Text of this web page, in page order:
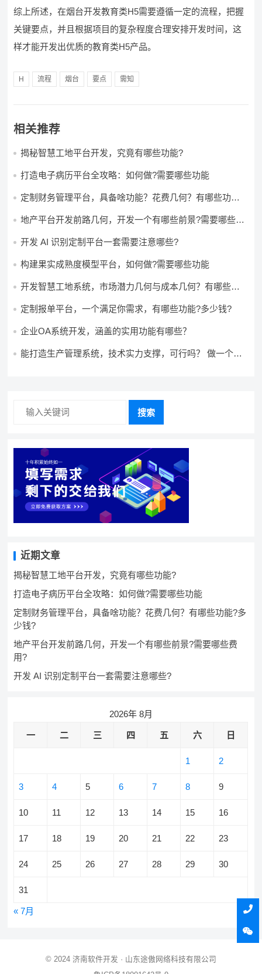
综上所述，在烟台开发教育类H5需要遵循一定的流程，把握
关键要点，并且根据项目的复杂程度合理安排开发时间，这
样才能开发出优质的教育类H5产品。
H 流程 烟台 要点 需知
相关推荐
揭秘智慧工地平台开发，究竟有哪些功能?
打造电子病历平台全攻略：如何做?需要哪些功能
定制财务管理平台，具备啥功能？花费几何？有哪些功能?
地产平台开发前路几何，开发一个有哪些前景?需要哪些费
开发 AI 识别定制平台一套需要注意哪些?
构建果实成熟度模型平台，如何做?需要哪些功能
开发智慧工地系统，市场潜力几何与成本几何？有哪些前
定制报单平台，一个满足你需求，有哪些功能?多少钱?
企业OA系统开发，涵盖的实用功能有哪些？
能打造生产管理系统，技术实力支撑，可行吗？ 做一个高
搜索
近期文章
揭秘智慧工地平台开发，究竟有哪些功能?
打造电子病历平台全攻略：如何做?需要哪些功能
定制财务管理平台，具备啥功能？花费几何？有哪些功能?多
少钱?
地产平台开发前路几何，开发一个有哪些前景?需要哪些费
用?
开发 AI 识别定制平台一套需要注意哪些?
2026年 8月
一 二 三 四 五 六 日
1 2
3 4 5 6 7 8 9
10 11 12 13 14 15 16
17 18 19 20 21 22 23
24 25 26 27 28 29 30
31
« 7月
© 2024 济南软件开发 · 山东途傲网络科技有限公司